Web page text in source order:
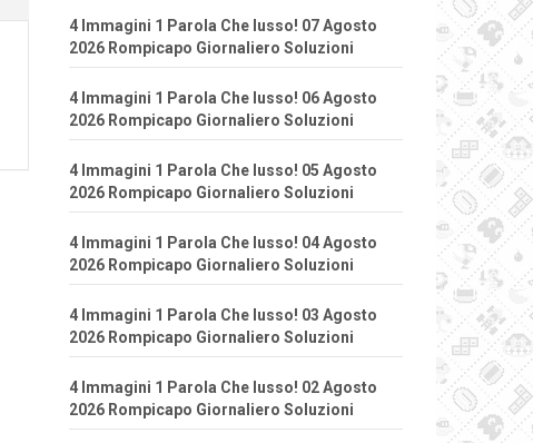
4 Immagini 1 Parola Che lusso! 07 Agosto
2026 Rompicapo Giornaliero Soluzioni
4 Immagini 1 Parola Che lusso! 06 Agosto
2026 Rompicapo Giornaliero Soluzioni
4 Immagini 1 Parola Che lusso! 05 Agosto
2026 Rompicapo Giornaliero Soluzioni
4 Immagini 1 Parola Che lusso! 04 Agosto
2026 Rompicapo Giornaliero Soluzioni
4 Immagini 1 Parola Che lusso! 03 Agosto
2026 Rompicapo Giornaliero Soluzioni
4 Immagini 1 Parola Che lusso! 02 Agosto
2026 Rompicapo Giornaliero Soluzioni